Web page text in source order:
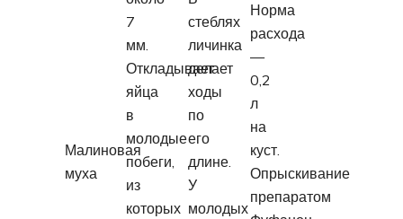
Малиновая
муха
7
мм.
Откладывает
яйца
в
молодые
побеги,
из
которых
стеблях
личинка
делает
ходы
по
его
длине.
У
молодых
Норма
расхода
—
0,2
л
на
куст.
Опрыскивание
препаратом